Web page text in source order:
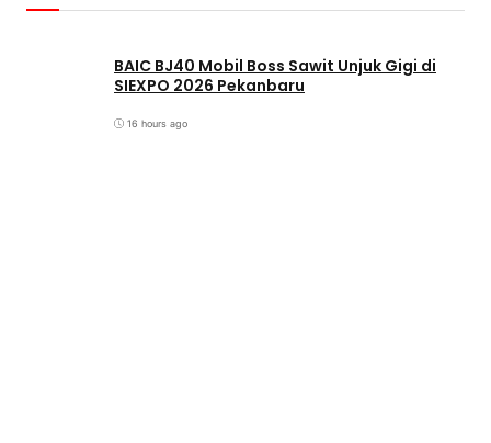
BAIC BJ40 Mobil Boss Sawit Unjuk Gigi di
SIEXPO 2026 Pekanbaru
16 hours ago